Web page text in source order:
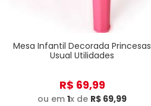
Mesa Infantil Decorada Princesas
Usual Utilidades
R$ 69,99
ou em1x de R$ 69,99